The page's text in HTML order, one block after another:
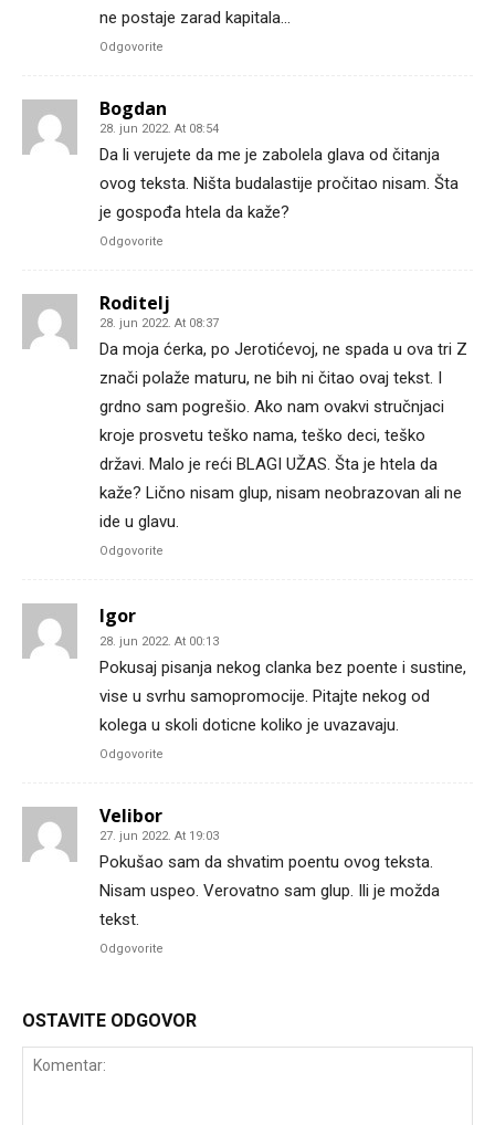
ne postaje zarad kapitala…
Odgovorite
Bogdan
28. jun 2022. At 08:54
Da li verujete da me je zabolela glava od čitanja
ovog teksta. Ništa budalastije pročitao nisam. Šta
je gospođa htela da kaže?
Odgovorite
Roditelj
28. jun 2022. At 08:37
Da moja ćerka, po Jerotićevoj, ne spada u ova tri Z
znači polaže maturu, ne bih ni čitao ovaj tekst. I
grdno sam pogrešio. Ako nam ovakvi stručnjaci
kroje prosvetu teško nama, teško deci, teško
državi. Malo je reći BLAGI UŽAS. Šta je htela da
kaže? Lično nisam glup, nisam neobrazovan ali ne
ide u glavu.
Odgovorite
Igor
28. jun 2022. At 00:13
Pokusaj pisanja nekog clanka bez poente i sustine,
vise u svrhu samopromocije. Pitajte nekog od
kolega u skoli doticne koliko je uvazavaju.
Odgovorite
Velibor
27. jun 2022. At 19:03
Pokušao sam da shvatim poentu ovog teksta.
Nisam uspeo. Verovatno sam glup. Ili je možda
tekst.
Odgovorite
OSTAVITE ODGOVOR